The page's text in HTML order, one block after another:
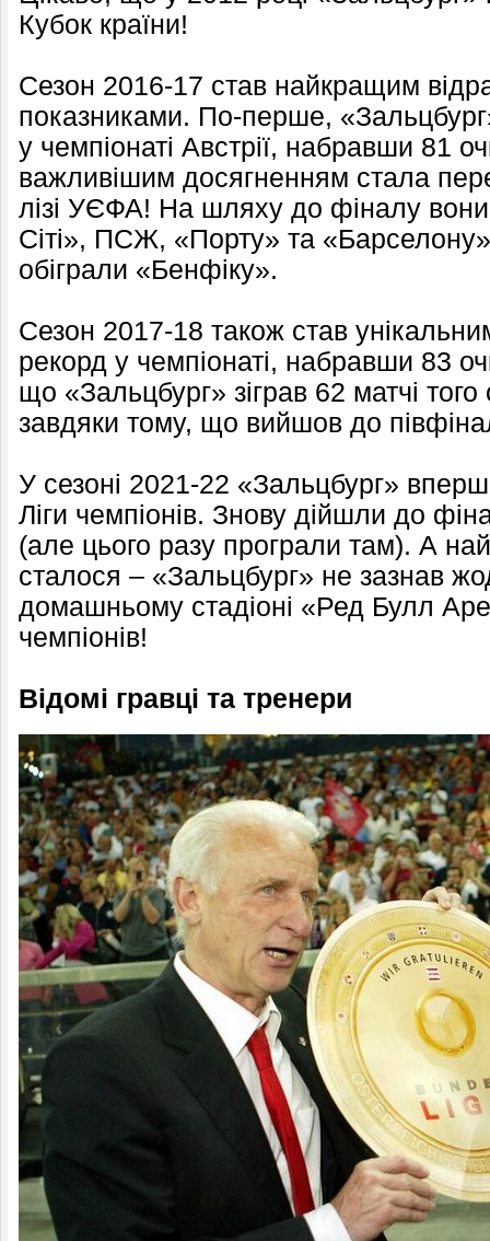
Кубок країни!
Сезон 2016-17 став найкращим
показниками. По-перше,
у чемпіонаті Австрії, набравши 81
важливішим досягненням стала
лізі УЄФА! На шляху до фіналу
Сіті», ПСЖ, «Порту» та
обіграли «Бенфіку».
Сезон 2017-18 також став
рекорд у чемпіонаті, набравши 83
що «Зальцбург» зіграв 62 матчі
завдяки тому, що вийшов до
У сезоні 2021-22 «Зальцбург»
Ліги чемпіонів. Знову дійшли до
(але цього разу програли там). А
сталося – «Зальцбург» не зазнав
домашньому стадіоні «Ред Булл
чемпіонів!
Відомі гравці та тренери